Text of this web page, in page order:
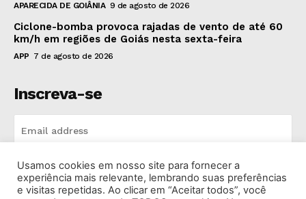
APARECIDA DE GOIÂNIA 9 de agosto de 2026
Ciclone-bomba provoca rajadas de vento de até 60
km/h em regiões de Goiás nesta sexta-feira
APP 7 de agosto de 2026
Inscreva-se
INSCREVA-SE
Usamos cookies em nosso site para fornecer a
experiência mais relevante, lembrando suas preferências
e visitas repetidas. Ao clicar em “Aceitar todos”, você